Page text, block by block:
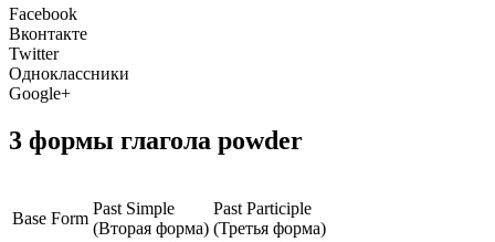
Facebook
Вконтакте
Twitter
Одноклассники
Google+
3 формы глагола powder
Base Form
Past Simple
(Вторая форма)
Past Participle
(Третья форма)